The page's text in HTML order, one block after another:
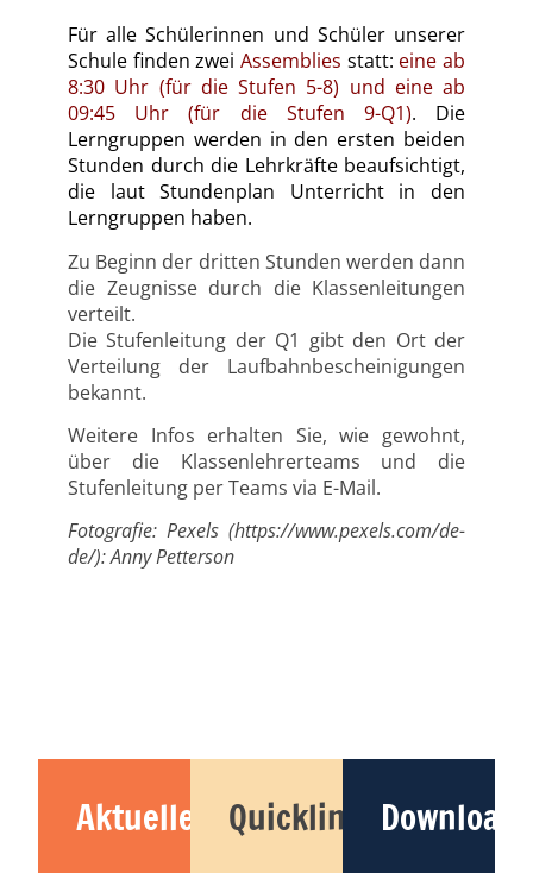
Für alle Schülerinnen und Schüler unserer
Schule finden zwei Assemblies statt: eine ab
8:30 Uhr (für die Stufen 5-8) und eine ab
09:45 Uhr (für die Stufen 9-Q1). Die
Lerngruppen werden in den ersten beiden
Stunden durch die Lehrkräfte beaufsichtigt,
die laut Stundenplan Unterricht in den
Lerngruppen haben.
Zu Beginn der dritten Stunden werden dann
die Zeugnisse durch die Klassenleitungen
verteilt.
Die Stufenleitung der Q1 gibt den Ort der
Verteilung der Laufbahnbescheinigungen
bekannt.
Weitere Infos erhalten Sie, wie gewohnt,
über die Klassenlehrerteams und die
Stufenleitung per Teams via E-Mail.
Fotografie: Pexels (https://www.pexels.com/de-
de/): Anny Petterson
Aktuelles Quicklinks Downloads